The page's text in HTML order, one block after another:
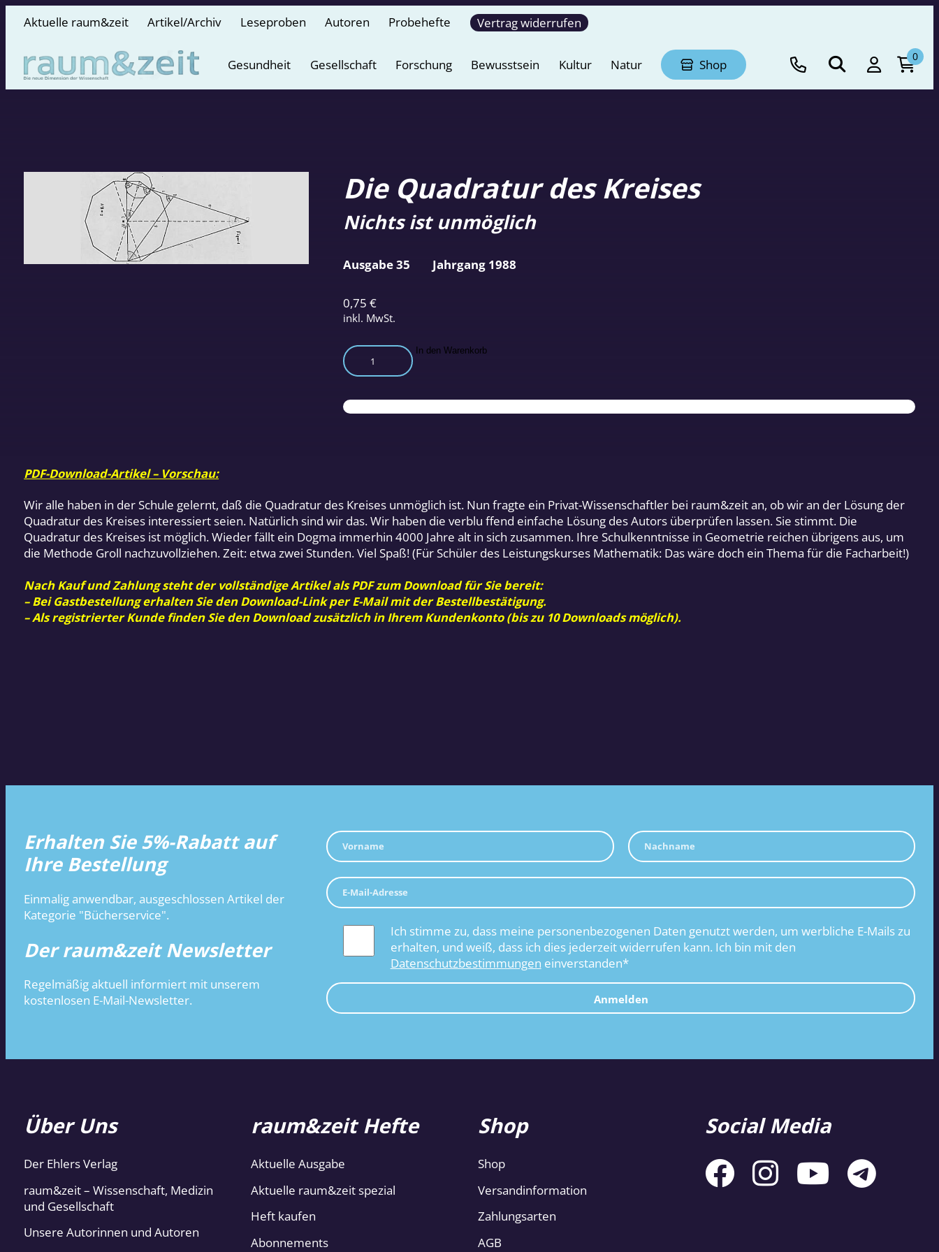
Aktuelle raum&zeit Artikel/Archiv Leseproben Autoren Probehefte Vertrag widerrufen
Gesundheit Gesellschaft Forschung Bewusstsein Kultur Natur Shop
0
Die Quadratur des Kreises
0,75 €
inkl. MwSt.
Nichts ist unmöglich
Die
Quadratur
Kreises
Menge
In den Warenkorb
Ausgabe 35 Jahrgang 1988
PDF-Download-Artikel – Vorschau:
Wir alle haben in der Schule gelernt, daß die Quadratur des Kreises unmöglich ist. Nun fragte ein Privat-Wissenschaftler bei raum&zeit an, ob wir an der Lösung der
Quadratur des Kreises interessiert seien. Natürlich sind wir das. Wir haben die verblu ffend einfache Lösung des Autors überprüfen lassen. Sie stimmt. Die
Quadratur des Kreises ist möglich. Wieder fällt ein Dogma immerhin 4000 Jahre alt in sich zusammen. Ihre Schulkenntnisse in Geometrie reichen übrigens aus, um
die Methode Groll nachzuvollziehen. Zeit: etwa zwei Stunden. Viel Spaß! (Für Schüler des Leistungskurses Mathematik: Das wäre doch ein Thema für die Facharbeit!)
Nach Kauf und Zahlung steht der vollständige Artikel als PDF zum Download für Sie bereit:
– Bei Gastbestellung erhalten Sie den Download-Link per E-Mail mit der Bestellbestätigung.
– Als registrierter Kunde finden Sie den Download zusätzlich in Ihrem Kundenkonto (bis zu 10 Downloads möglich).
Erhalten Sie 5%-Rabatt auf
Ihre Bestellung
Einmalig anwendbar, ausgeschlossen Artikel der
Kategorie "Bücherservice".
Der raum&zeit Newsletter
Regelmäßig aktuell informiert mit unserem
kostenlosen E-Mail-Newsletter.
Ich stimme zu, dass meine personenbezogenen Daten genutzt werden, um werbliche E-Mails zu
erhalten, und weiß, dass ich dies jederzeit widerrufen kann. Ich bin mit den
Datenschutzbestimmungen einverstanden*
Anmelden
Über Uns
Der Ehlers Verlag
raum&zeit – Wissenschaft, Medizin
und Gesellschaft
Unsere Autorinnen und Autoren
raum&zeit Hefte
Aktuelle Ausgabe
Aktuelle raum&zeit spezial
Heft kaufen
Abonnements
Shop
Shop
Versandinformation
Zahlungsarten
AGB
Social Media